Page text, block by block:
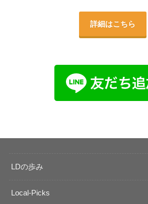
詳細はこちら
LDの歩み
Local-Picks